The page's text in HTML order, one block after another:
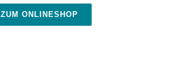
ZUM ONLINESHOP